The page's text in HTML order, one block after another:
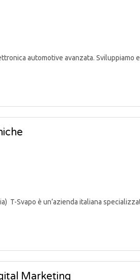
automotive avanzata. Sviluppiamo
T-Svapo è un’azienda italiana
Marketing